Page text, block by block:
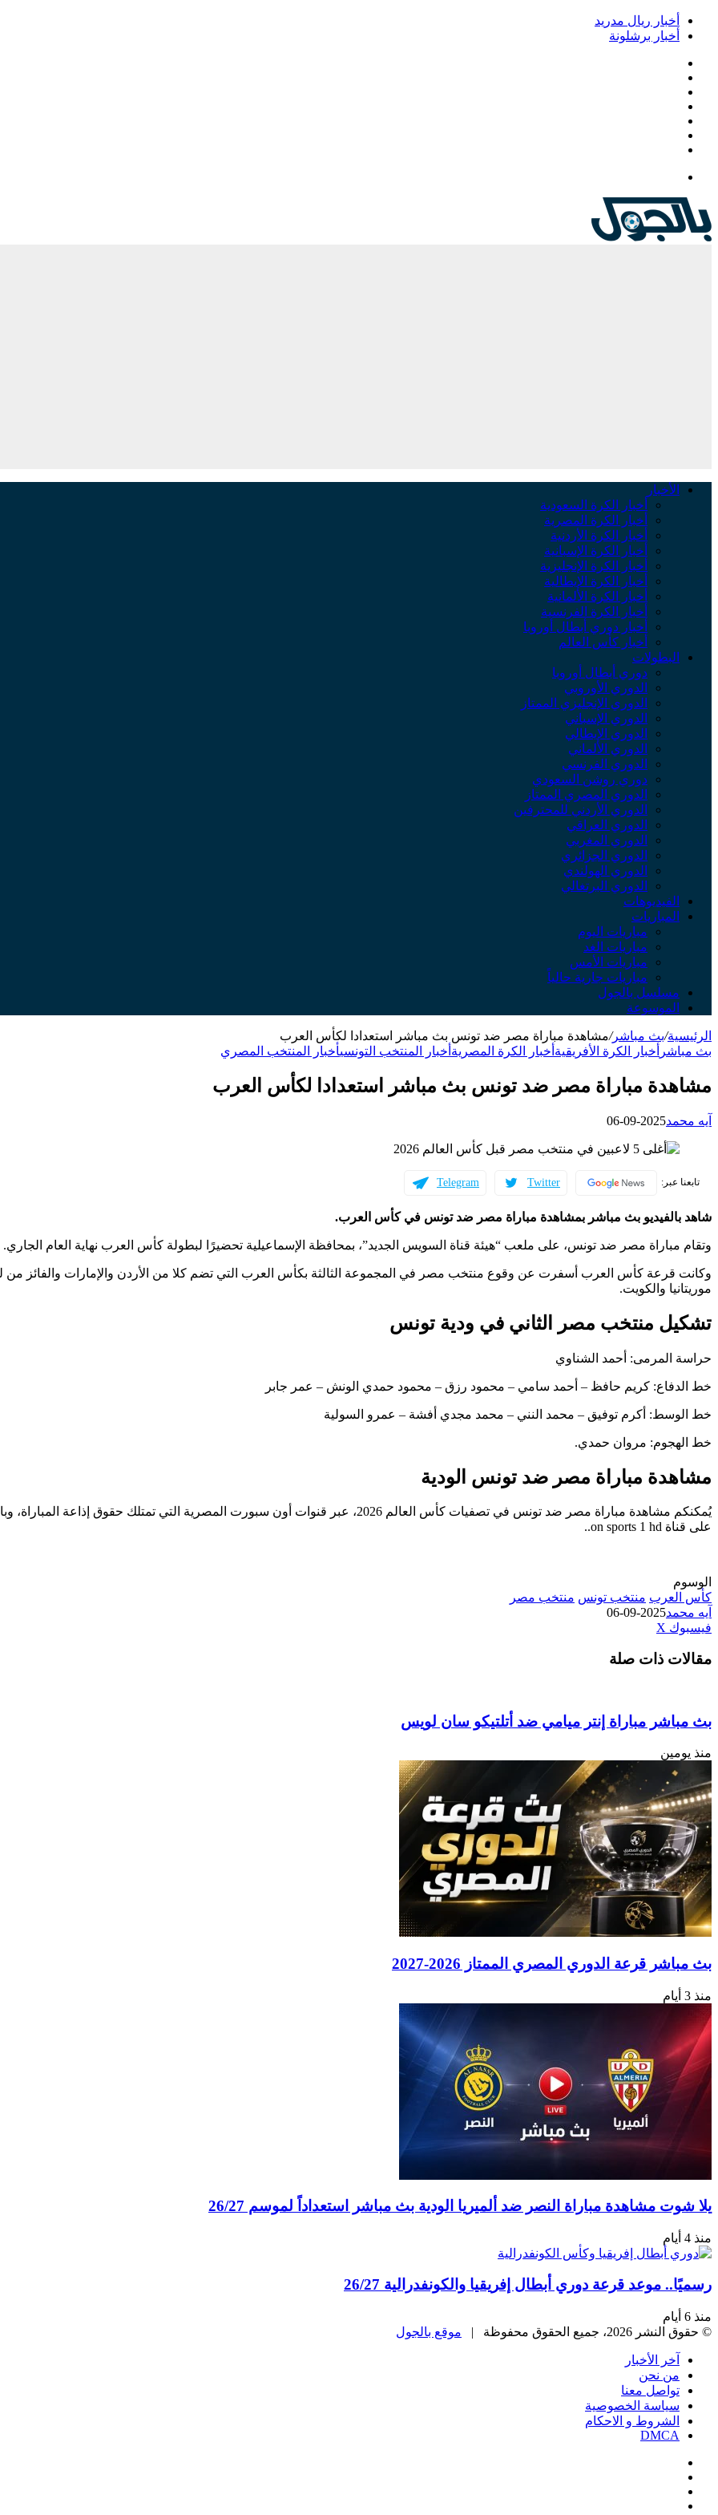
أخبار ريال مدريد
أخبار برشلونة
الأخبار
أخبار الكرة السعودية
أخبار الكرة المصرية
أخبار الكرة الأردنية
أخبار الكرة الإسبانية
أخبار الكرة الإنجليزية
أخبار الكرة الإيطالية
أخبار الكرة الألمانية
أخبار الكرة الفرنسية
أخبار دوري أبطال أوروبا
أخبار كأس العالم
البطولات
دوري أبطال أوروبا
الدوري الأوروبي
الدوري الإنجليزي الممتاز
الدوري الإسباني
الدوري الإيطالي
الدوري الألماني
الدوري الفرنسي
دوري روشن السعودي
الدوري المصري الممتاز
الدوري الأردني للمحترفين
الدوري العراقي
الدوري المغربي
الدوري الجزائري
الدوري الهولندي
الدوري البرتغالي
الفيديوهات
المباريات
مباريات اليوم
مباريات الغد
مباريات الأمس
مباريات جارية حالياً
مسلسل بالجول
الموسوعة
الرئيسية/بث مباشر/مشاهدة مباراة مصر ضد تونس بث مباشر استعدادا لكأس العرب
بث مباشر أخبار الكرة الأفريقية أخبار الكرة المصرية أخبار المنتخب التونسيأخبار المنتخب المصري
مشاهدة مباراة مصر ضد تونس بث مباشر استعدادا لكأس العرب
آيه محمد2025-09-06
تابعنا عبر: Twitter
Telegram
شاهد بالفيديو بث مباشر بمشاهدة مباراة مصر ضد تونس في كأس العرب.
وتقام مباراة مصر ضد تونس، على ملعب “هيئة قناة السويس الجديد”، بمحافظة الإسماعيلية تحضيرًا لبطولة كأس العرب نهاية العام الجاري.
وكانت قرعة كأس العرب أسفرت عن وقوع منتخب مصر في المجموعة الثالثة بكأس العرب التي تضم كلا من الأردن والإمارات والفائز من
موريتانيا والكويت.
تشكيل منتخب مصر الثاني في ودية تونس
حراسة المرمى: أحمد الشناوي
خط الدفاع: كريم حافظ – أحمد سامي – محمود رزق – محمود حمدي الونش – عمر جابر
خط الوسط: أكرم توفيق – محمد النني – محمد مجدي أفشة – عمرو السولية
خط الهجوم: مروان حمدي.
مشاهدة مباراة مصر ضد تونس الودية
يُمكنكم مشاهدة مباراة مصر ضد تونس في تصفيات كأس العالم 2026، عبر قنوات أون سبورت المصرية التي تمتلك حقوق إذاعة
على قناة on sports 1 hd..
الوسوم
كأس العرب منتخب تونس منتخب مصر
آيه محمد2025-09-06
فيسبوك ‫X
البريد
مقالات ذات صلة
بث مباشر مباراة إنتر ميامي ضد أتلتيكو سان لويس
منذ يومين
بث مباشر قرعة الدوري المصري الممتاز 2026-2027
منذ 3 أيام
يلا شوت مشاهدة مباراة النصر ضد ألميريا الودية بث مباشر استعداداً لموسم 26/27
منذ 4 أيام
رسميًا.. موعد قرعة دوري أبطال إفريقيا والكونفدرالية 26/27
منذ 6 أيام
© حقوق النشر 2026، جميع الحقوق محفوظة |
موقع بالجول
آخر الأخبار
من نحن
تواصل معنا
سياسة الخصوصية
الشروط و الاحكام
DMCA